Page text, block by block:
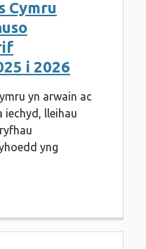
Cymru
i 2026
yn arwain ac
iechyd, lleihau
yng